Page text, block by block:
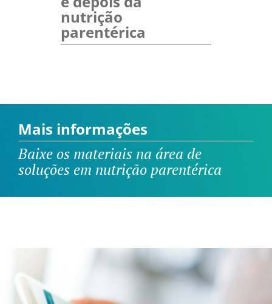
nutrição
parentérica
Mais informações
Baixe os materiais na área de
soluções em nutrição parentérica